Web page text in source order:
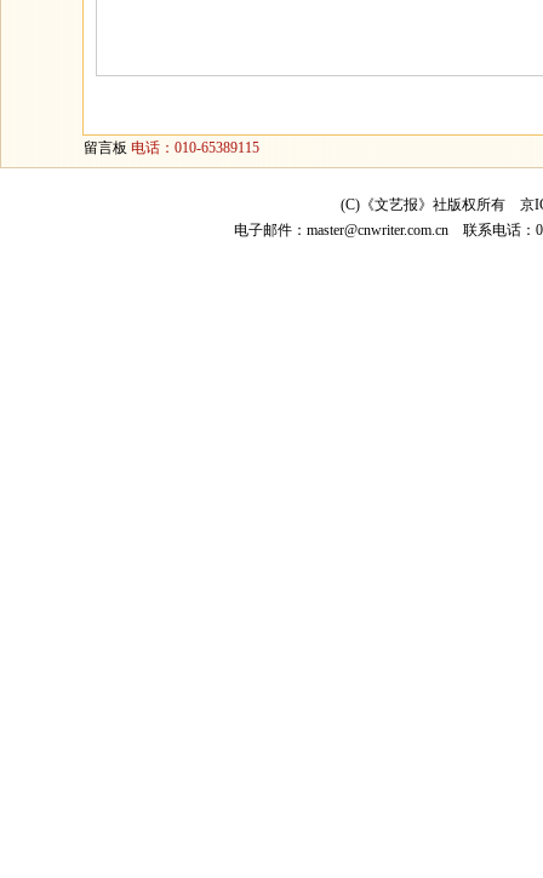
留言板 电话：010-65389115
(C)《文艺报》社版权所有 京
电子邮件： master@cnwriter.com.cn 联系电话：